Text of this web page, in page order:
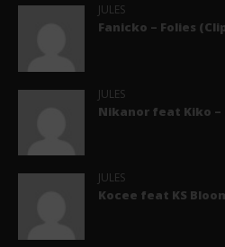
JULES
Fanicko – Folies
JULES
Nikanor feat Kiko –
JULES
Kocee feat KS